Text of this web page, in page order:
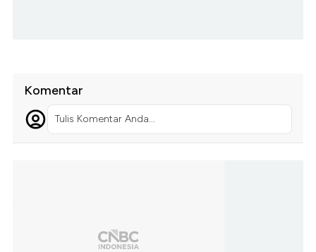
Komentar
Tulis Komentar Anda...